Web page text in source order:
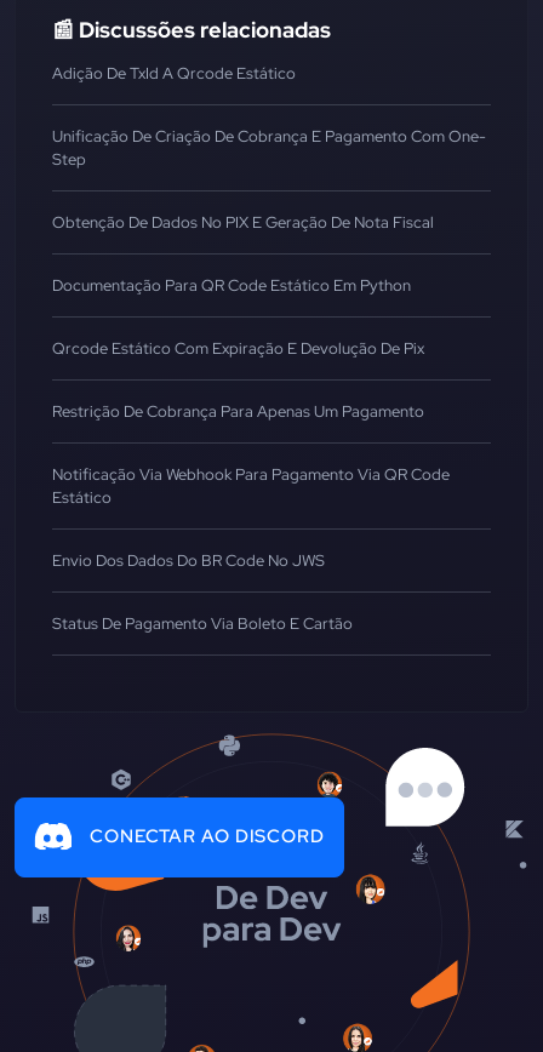
📰 Discussões relacionadas
Adição De TxId A Qrcode Estático
Unificação De Criação De Cobrança E Pagamento Com One-
Step
Obtenção De Dados No PIX E Geração De Nota Fiscal
Documentação Para QR Code Estático Em Python
Qrcode Estático Com Expiração E Devolução De Pix
Restrição De Cobrança Para Apenas Um Pagamento
Notificação Via Webhook Para Pagamento Via QR Code
Estático
Envio Dos Dados Do BR Code No JWS
Status De Pagamento Via Boleto E Cartão
CONECTAR AO DISCORD